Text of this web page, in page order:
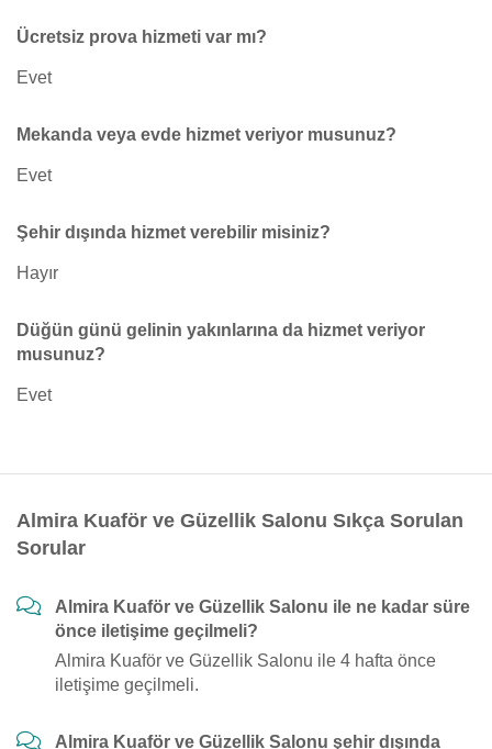
Ücretsiz prova hizmeti var mı?
Evet
Mekanda veya evde hizmet veriyor musunuz?
Evet
Şehir dışında hizmet verebilir misiniz?
Hayır
Düğün günü gelinin yakınlarına da hizmet veriyor
musunuz?
Evet
Almira Kuaför ve Güzellik Salonu Sıkça Sorulan
Sorular
Almira Kuaför ve Güzellik Salonu ile ne kadar süre
önce iletişime geçilmeli?
Almira Kuaför ve Güzellik Salonu ile 4 hafta önce
iletişime geçilmeli.
Almira Kuaför ve Güzellik Salonu şehir dışında